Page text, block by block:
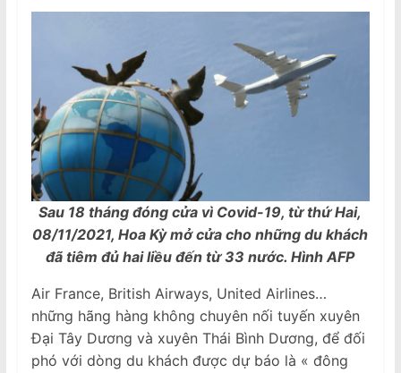
Sau 18 tháng đóng cửa vì Covid-19, từ thứ Hai,
08/11/2021, Hoa Kỳ mở cửa cho những du khách
đã tiêm đủ hai liều đến từ 33 nước. Hình AFP
Air France, British Airways, United Airlines…
những hãng hàng không chuyên nối tuyến xuyên
Đại Tây Dương và xuyên Thái Bình Dương, để đối
phó với dòng du khách được dự báo là « đông